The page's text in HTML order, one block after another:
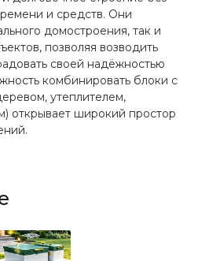
и средств. Они
домостроения, так и
позволяя возводить
своей надёжностью
комбинировать блоки с
утеплителем,
открывает широкий простор